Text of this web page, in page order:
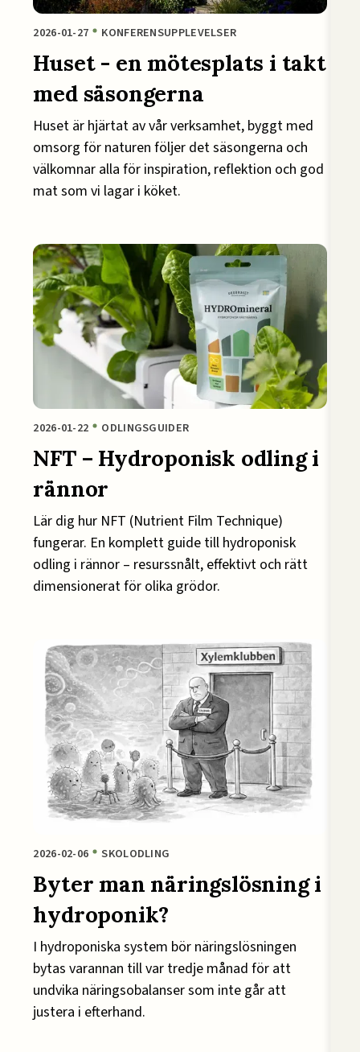
2026-01-27 KONFERENSUPPLEVELSER
Huset - en mötesplats i takt
med säsongerna
Huset är hjärtat av vår verksamhet, byggt med
omsorg för naturen följer det säsongerna och
välkomnar alla för inspiration, reflektion och god
mat som vi lagar i köket.
2026-01-22 ODLINGSGUIDER
NFT – Hydroponisk odling i
rännor
Lär dig hur NFT (Nutrient Film Technique)
fungerar. En komplett guide till hydroponisk
odling i rännor – resurssnålt, effektivt och rätt
dimensionerat för olika grödor.
2026-02-06 SKOLODLING
Byter man näringslösning i
hydroponik?
I hydroponiska system bör näringslösningen
bytas varannan till var tredje månad för att
undvika näringsobalanser som inte går att
justera i efterhand.